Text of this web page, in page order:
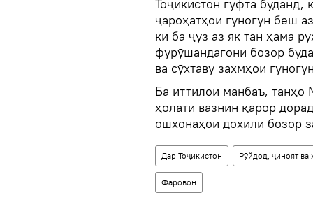
Тоҷикистон гуфта
ҷароҳатҳои гуногун беш
ки ба ҷуз аз як тан ҳама
фурӯшандагони бозор
ва сӯхтаву захмҳои
Ба иттилои манбаъ,
ҳолати вазнин қарор
ошхонаҳои дохили бозор
Дар Тоҷикистон Рӯйдод, ҷиноят ва
Фаровон